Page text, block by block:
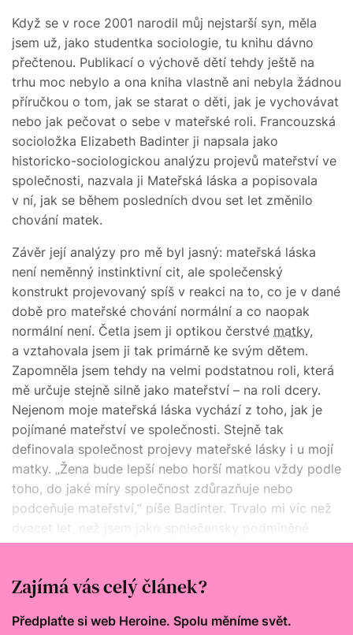
Když se v roce 2001 narodil můj nejstarší syn, měla
jsem už, jako studentka sociologie, tu knihu dávno
přečtenou. Publikací o výchově dětí tehdy ještě na
trhu moc nebylo a ona kniha vlastně ani nebyla žádnou
příručkou o tom, jak se starat o děti, jak je vychovávat
nebo jak pečovat o sebe v mateřské roli. Francouzská
socioložka Elizabeth Badinter ji napsala jako
historicko-sociologickou analýzu projevů mateřství ve
společnosti, nazvala ji Mateřská láska a popisovala
v ní, jak se během posledních dvou set let změnilo
chování matek.
Závěr její analýzy pro mě byl jasný: mateřská láska
není neměnný instinktivní cit, ale společenský
konstrukt projevovaný spíš v reakci na to, co je v dané
době pro mateřské chování normální a co naopak
normální není. Četla jsem ji optikou čerstvé matky,
a vztahovala jsem ji tak primárně ke svým dětem.
Zapomněla jsem tehdy na velmi podstatnou roli, která
mě určuje stejně silně jako mateřství – na roli dcery.
Nejenom moje mateřská láska vychází z toho, jak je
pojímané mateřství ve společnosti. Stejně tak
definovala společnost projevy mateřské lásky i u mojí
matky. „Žena bude lepší nebo horší matkou vždy podle
toho, do jaké míry společnost zdůrazňuje nebo
podceňuje mateřství,“ píše Badinter. Trvalo mi víc než
dvacet let, než jsem jako společensky podmíněné
začala vnímat i chování mé vlastní matky vůči mně
Zajímá vás celý článek?
Předplaťte si web Heroine. Spolu měníme svět.